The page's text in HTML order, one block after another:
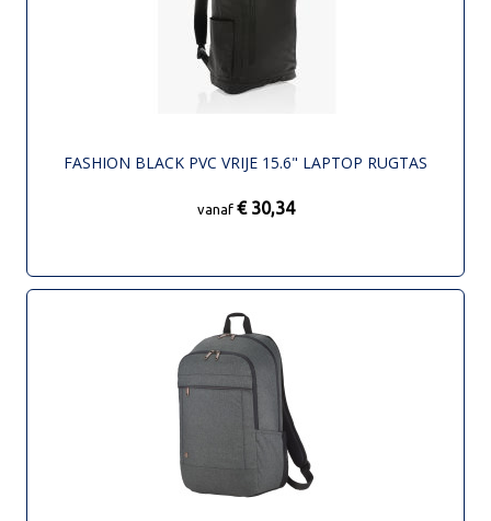
FASHION BLACK PVC VRIJE 15.6" LAPTOP RUGTAS
vanaf € 30,34